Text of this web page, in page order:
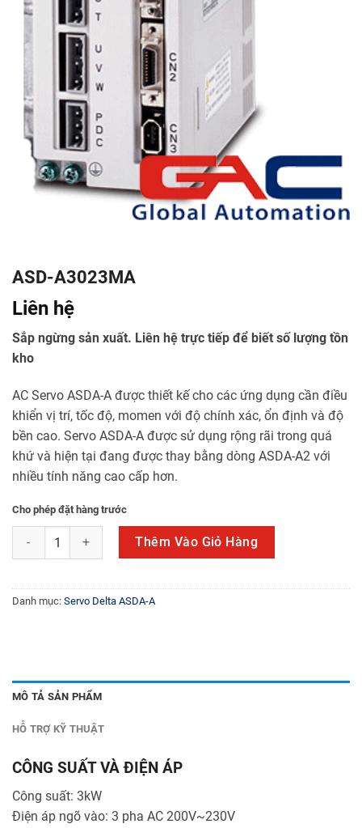
ASD-A3023MA
Liên hệ
Sắp ngừng sản xuất. Liên hệ trực tiếp để biết số lượng tồn
kho
AC Servo ASDA-A được thiết kế cho các ứng dụng cần điều
khiển vị trí, tốc độ, momen với độ chính xác, ổn định và độ
bền cao. Servo ASDA-A được sử dụng rộng rãi trong quá
khứ và hiện tại đang được thay bằng dòng ASDA-A2 với
nhiều tính năng cao cấp hơn.
Cho phép đặt hàng trước
ASD-A3023MA số lượng Thêm Vào Giỏ Hàng
Danh mục: Servo Delta ASDA-A
MÔ TẢ SẢN PHẨM
HỖ TRỢ KỸ THUẬT
CÔNG SUẤT VÀ ĐIỆN ÁP
Công suất: 3kW
Điện áp ngõ vào: 3 pha AC 200V~230V